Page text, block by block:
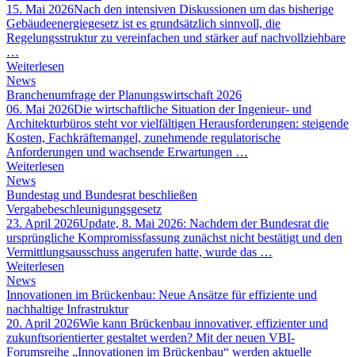
15. Mai 2026Nach den intensiven Diskussionen um das bisherige
Gebäudeenergiegesetz ist es grundsätzlich sinnvoll, die
Regelungsstruktur zu vereinfachen und stärker auf nachvollziehbare
…
Weiterlesen
News
Branchenumfrage der Planungswirtschaft 2026
06. Mai 2026Die wirtschaftliche Situation der Ingenieur- und
Architekturbüros steht vor vielfältigen Herausforderungen: steigende
Kosten, Fachkräftemangel, zunehmende regulatorische
Anforderungen und wachsende Erwartungen …
Weiterlesen
News
Bundestag und Bundesrat beschließen
Vergabebeschleunigungsgesetz
23. April 2026Update, 8. Mai 2026: Nachdem der Bundesrat die
ursprüngliche Kompromissfassung zunächst nicht bestätigt und den
Vermittlungsausschuss angerufen hatte, wurde das …
Weiterlesen
News
Innovationen im Brückenbau: Neue Ansätze für effiziente und
nachhaltige Infrastruktur
20. April 2026Wie kann Brückenbau innovativer, effizienter und
zukunftsorientierter gestaltet werden? Mit der neuen VBI-
Forumsreihe „Innovationen im Brückenbau“ werden aktuelle